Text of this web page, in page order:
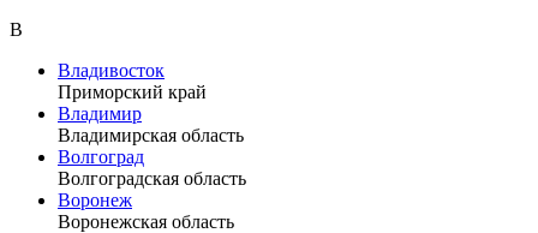
В
Владивосток
Приморский край
Владимир
Владимирская область
Волгоград
Волгоградская область
Воронеж
Воронежская область